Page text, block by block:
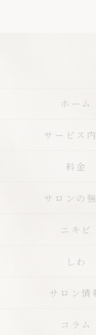
ホーム
サービス
料金
サロンの
ニキビ
しわ
サロン情
コラム